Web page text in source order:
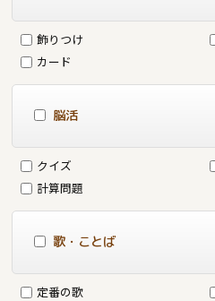
飾りつけ
カード
脳活
クイズ
計算問題
歌・ことば
定番の歌